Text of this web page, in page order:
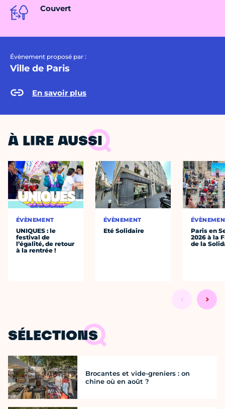
Couvert
Évènement proposé par :
Ville de Paris
En savoir plus
À LIRE AUSSI
ÉVÈNEMENT
UNIQUES : le
festival de
l’égalité, de retour
à la rentrée !
ÉVÈNEMENT
Eté Solidaire
Paris en
2026 à la
de la
SÉLECTIONS
Brocantes et vide-greniers : on
chine où en août ?